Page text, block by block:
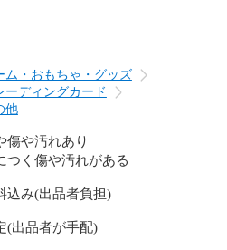
についてのやりとりは不可とさ
防止
やオーバースリーブ、ローダー
返信ができないため、購入日に
場合がございます。あらかじめ
送いたします。
番号と併せてご連絡いたしま
ム・おもちゃ・グッズ
ーディングカード
他
傷や汚れあり
つく傷や汚れがある
込み(出品者負担)
(出品者が手配)